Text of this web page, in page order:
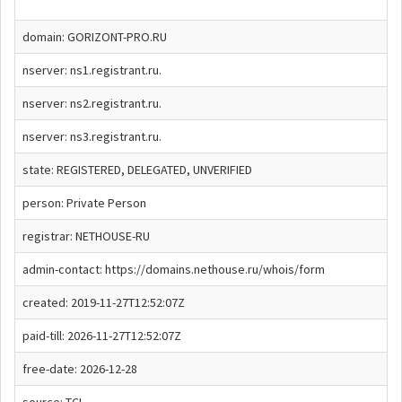
domain: GORIZONT-PRO.RU
nserver: ns1.registrant.ru.
nserver: ns2.registrant.ru.
nserver: ns3.registrant.ru.
state: REGISTERED, DELEGATED, UNVERIFIED
person: Private Person
registrar: NETHOUSE-RU
admin-contact: https://domains.nethouse.ru/whois/form
created: 2019-11-27T12:52:07Z
paid-till: 2026-11-27T12:52:07Z
free-date: 2026-12-28